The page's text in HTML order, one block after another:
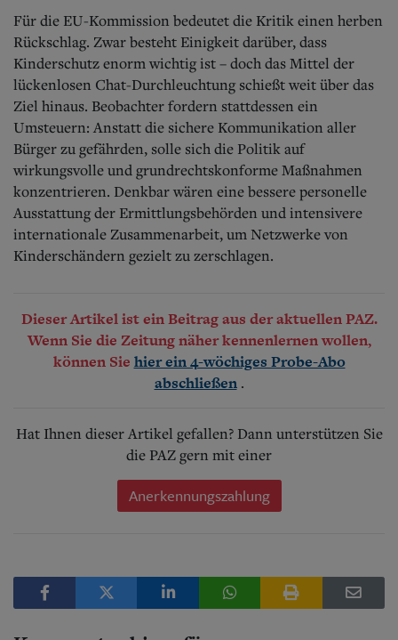
Für die EU-Kommission bedeutet die Kritik einen herben
Rückschlag. Zwar besteht Einigkeit darüber, dass
Kinderschutz enorm wichtig ist – doch das Mittel der
lückenlosen Chat-Durchleuchtung schießt weit über das
Ziel hinaus. Beobachter fordern stattdessen ein
Umsteuern: Anstatt die sichere Kommunikation aller
Bürger zu gefährden, solle sich die Politik auf
wirkungsvolle und grundrechtskonforme Maßnahmen
konzentrieren. Denkbar wären eine bessere personelle
Ausstattung der Ermittlungsbehörden und intensivere
internationale Zusammenarbeit, um Netzwerke von
Kinderschändern gezielt zu zerschlagen.
Dieser Artikel ist ein Beitrag aus der aktuellen PAZ.
Wenn Sie die Zeitung näher kennenlernen wollen,
können Sie hier ein 4-wöchiges Probe-Abo
abschließen .
Hat Ihnen dieser Artikel gefallen? Dann unterstützen Sie
die PAZ gern mit einer
Anerkennungszahlung